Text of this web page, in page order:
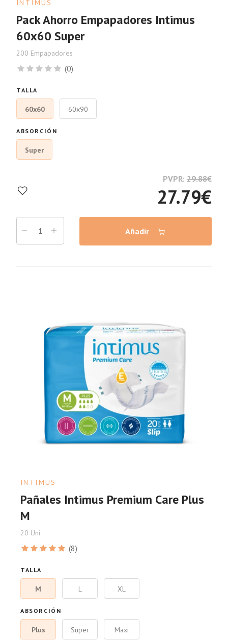
INTIMUS
Pack Ahorro Empapadores Intimus
60x60 Super
200 Empapadores
(0)
TALLA
60x60 60x90
ABSORCIÓN
Super
PVPR: 29.88€
27.79€
Añadir
INTIMUS
Pañales Intimus Premium Care Plus
M
20 Uni
(8)
TALLA
M L XL
ABSORCIÓN
Plus Super Maxi